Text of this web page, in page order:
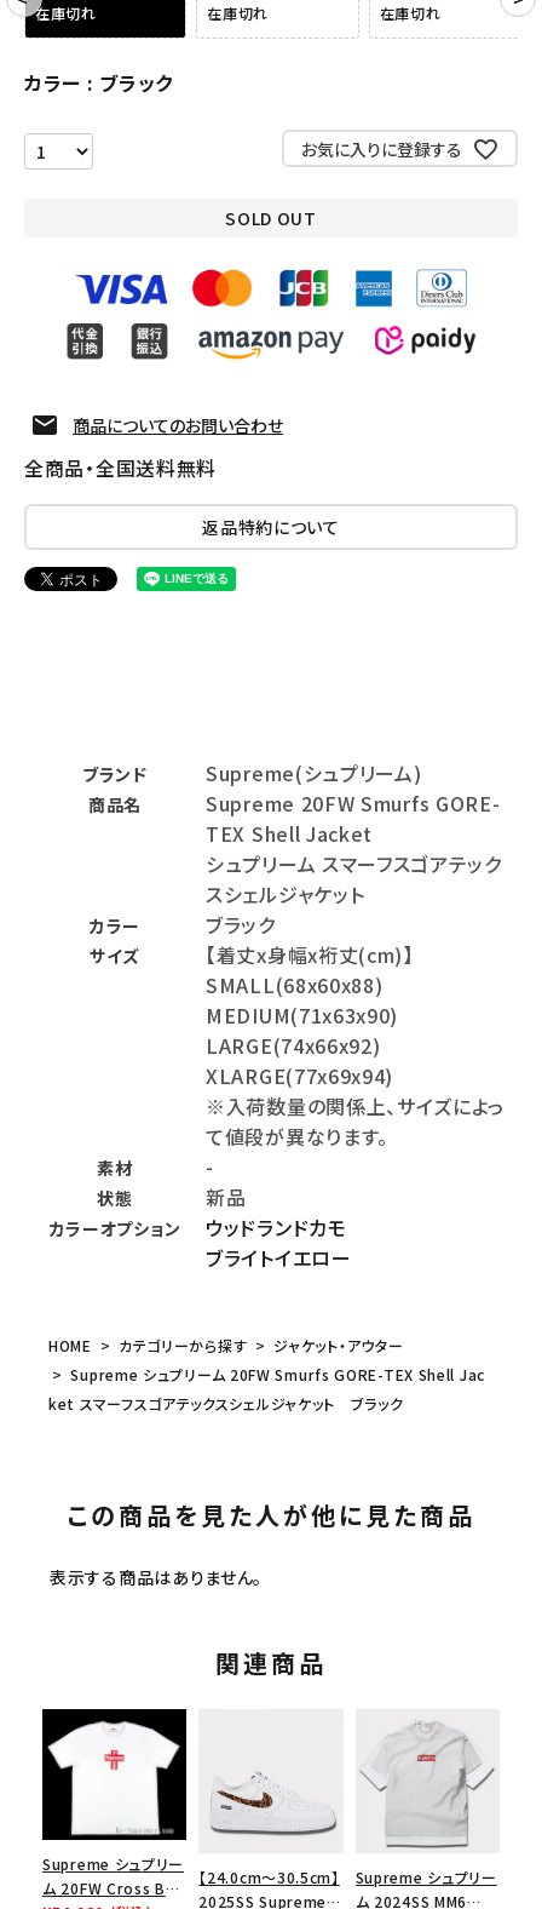
ACCOUNT MENU
meeting_room 会員登録
在庫切れ 在庫切れ 在庫切れ
カラー ブラック
お気に入りに登録する
SOLD OUT
商品についてのお問い合わせ
全商品・全国送料無料
返品特約について
ブランド Supreme(シュプリーム)
商品名
Supreme 20FW Smurfs GORE-
TEX Shell Jacket
シュプリーム スマーフスゴアテック
スシェルジャケット
カラー ブラック
サイズ
【着丈x身幅x裄丈(cm)】
SMALL(68x60x88)
MEDIUM(71x63x90)
LARGE(74x66x92)
XLARGE(77x69x94)
※入荷数量の関係上、サイズによっ
て値段が異なります。
素材 -
状態 新品
カラーオプション
ウッドランドカモ
ブライトイエロー
HOME カテゴリーから探す
ジャケット・アウター
Supreme シュプリーム 20FW Smurfs GORE-TEX Shell Jac
ket スマーフスゴアテックスシェルジャケット ブラック
この商品を見た人が他に見た商品
表示する商品はありません。
関連商品
Supreme シュプリー
ム 20FW Cross Box
【24.0cm～30.5cm】
2025SS Supreme
Supreme シュプリー
ム 2024SS MM6